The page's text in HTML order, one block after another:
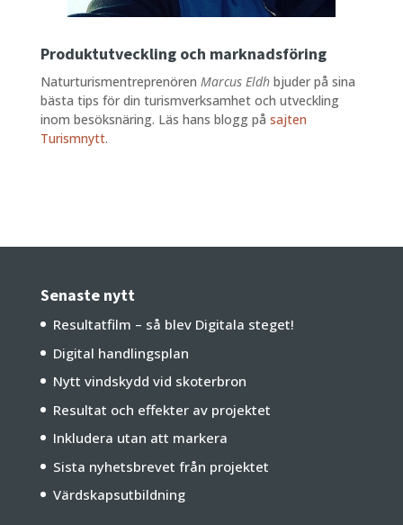
Produktutveckling och marknadsföring
Naturturismentreprenören Marcus Eldhbjuder på sina
bästa tips för din turismverksamhet och utveckling
inom besöksnäring. Läs hans blogg på sajten
Turismnytt.
Senaste nytt
Resultatfilm – så blev Digitala steget!
Digital handlingsplan
Nytt vindskydd vid skoterbron
Resultat och effekter av projektet
Inkludera utan att markera
Sista nyhetsbrevet från projektet
Värdskapsutbildning